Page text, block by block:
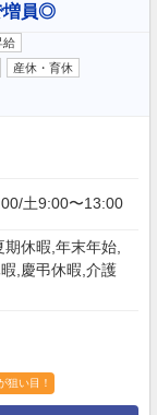
増員◎
給
産休・育休
土9:00〜13:00
休暇,年末年始,
,慶弔休暇,介護
狙い目！